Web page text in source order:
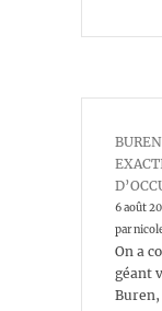
6 août
par
On a
géant
Buren,